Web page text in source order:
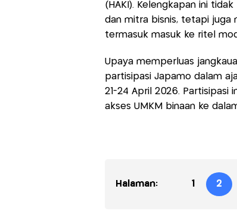
(HAKI). Kelengkapan ini
dan mitra bisnis, tetapi juga
termasuk masuk ke ritel
Upaya memperluas
partisipasi Japamo dalam
21-24 April 2026. Partisipasi
akses UMKM binaan ke
Halaman: 1 2